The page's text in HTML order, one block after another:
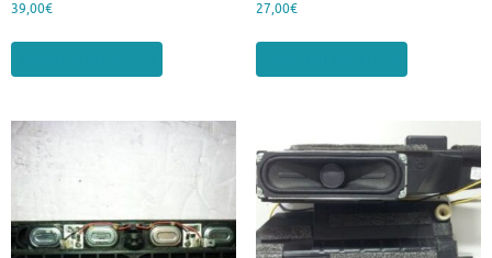
39,00€ 27,00€